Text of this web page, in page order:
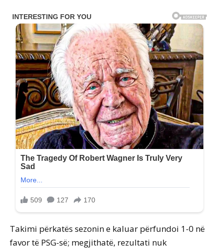
Takimi përkatës sezonin e kaluar përfundoi 1-0 në
favor të PSG-së; megjithatë, rezultati nuk